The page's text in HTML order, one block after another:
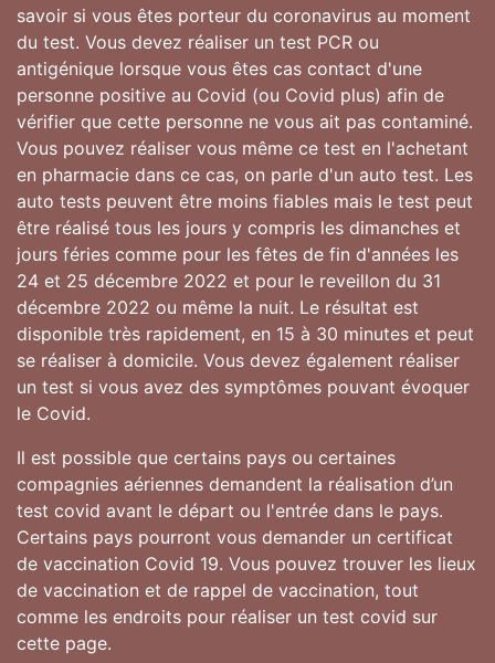
savoir si vous êtes porteur du coronavirus au moment
du test. Vous devez réaliser un test PCR ou
antigénique lorsque vous êtes cas contact d'une
personne positive au Covid (ou Covid plus) afin de
vérifier que cette personne ne vous ait pas contaminé.
Vous pouvez réaliser vous même ce test en l'achetant
en pharmacie dans ce cas, on parle d'un auto test. Les
auto tests peuvent être moins fiables mais le test peut
être réalisé tous les jours y compris les dimanches et
jours féries comme pour les fêtes de fin d'années les
24 et 25 décembre 2022 et pour le reveillon du 31
décembre 2022 ou même la nuit. Le résultat est
disponible très rapidement, en 15 à 30 minutes et peut
se réaliser à domicile. Vous devez également réaliser
un test si vous avez des symptômes pouvant évoquer
le Covid.
Il est possible que certains pays ou certaines
compagnies aériennes demandent la réalisation d’un
test covid avant le départ ou l'entrée dans le pays.
Certains pays pourront vous demander un certificat
de vaccination Covid 19. Vous pouvez trouver les lieux
de vaccination et de rappel de vaccination, tout
comme les endroits pour réaliser un test covid sur
cette page.